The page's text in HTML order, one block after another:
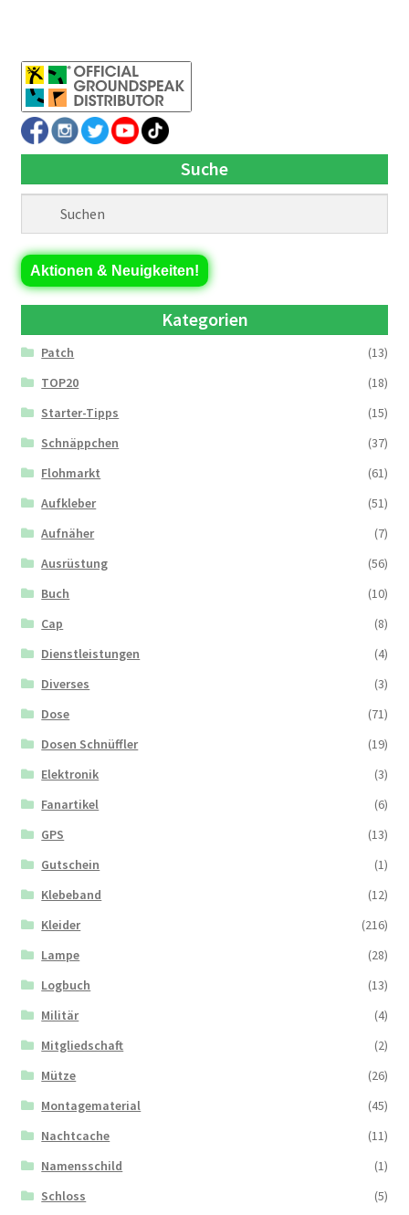
Suche
Aktionen & Neuigkeiten!
Kategorien
Patch
(13)
TOP20
(18)
Starter-Tipps
(15)
Schnäppchen
(37)
Flohmarkt
(61)
Aufkleber
(51)
Aufnäher
(7)
Ausrüstung
(56)
Buch
(10)
Cap
(8)
Dienstleistungen
(4)
Diverses
(3)
Dose
(71)
Dosen Schnüffler
(19)
Elektronik
(3)
Fanartikel
(6)
GPS
(13)
Gutschein
(1)
Klebeband
(12)
Kleider
(216)
Lampe
(28)
Logbuch
(13)
Militär
(4)
Mitgliedschaft
(2)
Mütze
(26)
Montagematerial
(45)
Nachtcache
(11)
Namensschild
(1)
Schloss
(5)